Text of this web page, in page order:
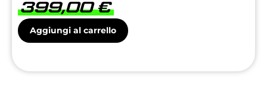
399,00€
Aggiungi al carrello